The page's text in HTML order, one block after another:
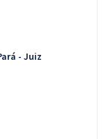
- Juiz